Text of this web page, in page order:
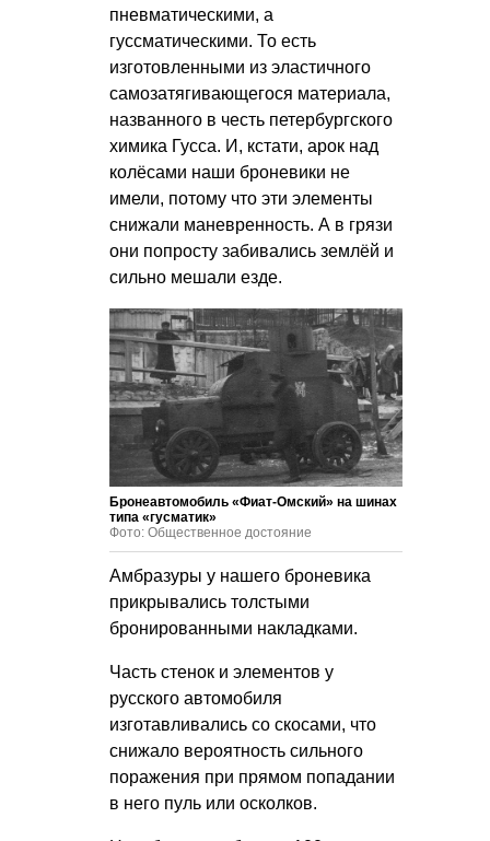
пневматическими, а
гуссматическими. То есть
изготовленными из эластичного
самозатягивающегося материала,
названного в честь петербургского
химика Гусса. И, кстати, арок над
колёсами наши броневики не
имели, потому что эти элементы
снижали маневренность. А в грязи
они попросту забивались землёй и
сильно мешали езде.
Бронеавтомобиль «Фиат-Омский» на шинах
типа «гусматик»
Фото: Общественное достояние
Амбразуры у нашего броневика
прикрывались толстыми
бронированными накладками.
Часть стенок и элементов у
русского автомобиля
изготавливались со скосами, что
снижало вероятность сильного
поражения при прямом попадании
в него пуль или осколков.